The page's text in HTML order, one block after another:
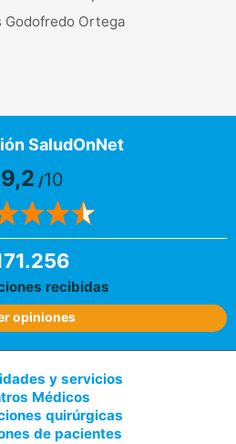
Godofredo Ortega
SaludOnNet
9,2 /10
recibidas
opiniones
y servicios
Médicos
quirúrgicas
de pacientes